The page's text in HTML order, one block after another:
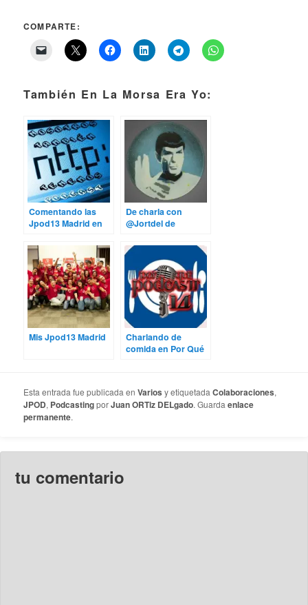
COMPARTE:
También En La Morsa Era Yo:
Comentando las
Jpod13 Madrid en
De charla con
@Jortdel de
Mis Jpod13 Madrid
Charlando de
comida en Por Qué
Esta entrada fue publicada enVarios y etiquetadaColaboraciones,
JPOD, PodcastingporJuan ORTiz DELgado. Guardaenlace
permanente.
tu comentario